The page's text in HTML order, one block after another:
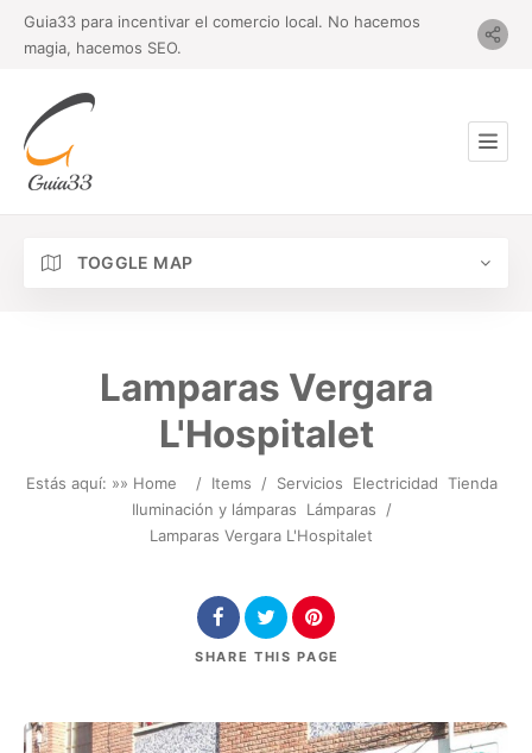
Guia33 para incentivar el comercio local. No hacemos
magia, hacemos SEO.
TOGGLE MAP
Lamparas Vergara
L'Hospitalet
Estás aquí: »» Home / Items / Servicios Electricidad Tienda
Iluminación y lámparas
Lámparas
/
Lamparas Vergara L'Hospitalet
SHARE THIS PAGE